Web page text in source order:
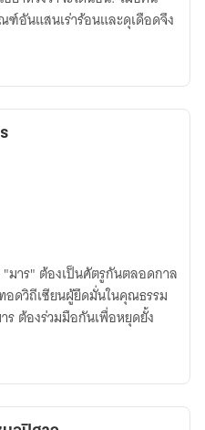
อันแสนเร่าร้อนและดุเดือดจึง
มาร" ต้องเป็นศัตรูกันตลอดกาล
ดวิถีเซียนผู้ยึดมั่นในคุณธรรม
ร ต้องร่วมมือกันเพื่อหยุดยั้ง